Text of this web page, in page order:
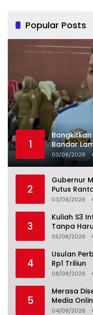
Popular Posts
1
Bandar
03/08/2026
2
Gubernur
Putus
03/08/2026
3
Kuliah S3
Tanpa
05/08/2026
4
Usulan
Rp1 Triliun
08/08/2026
5
Merasa
Media
04/08/2026